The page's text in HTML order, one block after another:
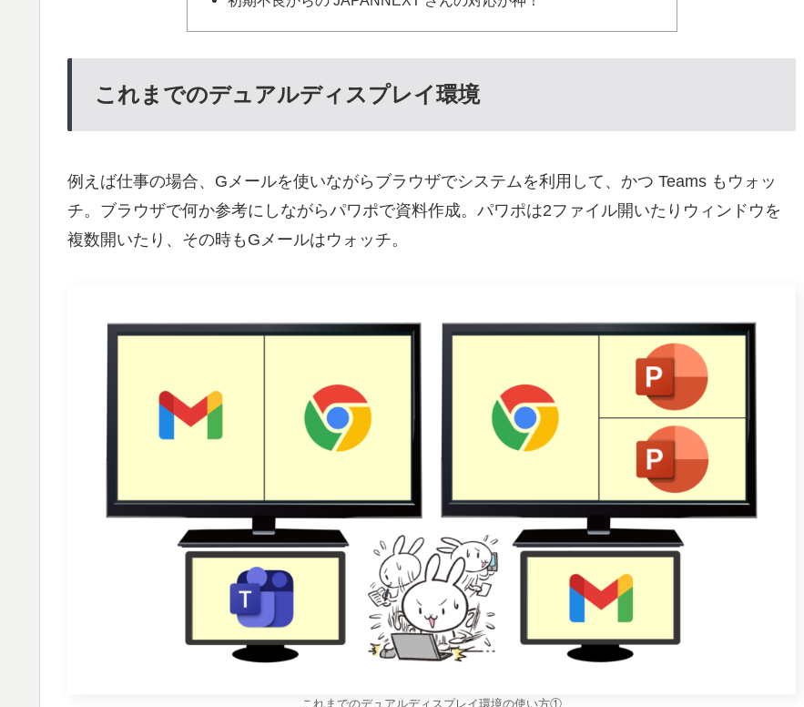
これまでのデュアルディスプレイ環境
例えば仕事の場合、Gメールを使いながらブラウザでシステムを利用して、かつ Teams もウォッ
チ。ブラウザで何か参考にしながらパワポで資料作成。パワポは2ファイル開いたりウィンドウを
複数開いたり、その時もGメールはウォッチ。
これまでのデュアルディスプレイ環境の使い方①